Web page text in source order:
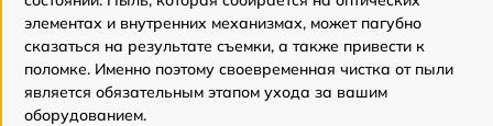
элементах и внутренних механизмах, может пагубно
сказаться на результате съемки, а также привести к
поломке. Именно поэтому своевременная чистка от пыли
является обязательным этапом ухода за вашим
оборудованием.